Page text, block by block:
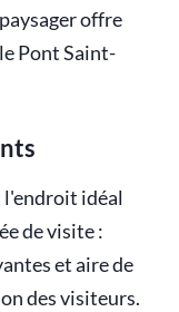
offre
Pont Saint-
l'endroit idéal
de visite :
et aire de
des visiteurs.